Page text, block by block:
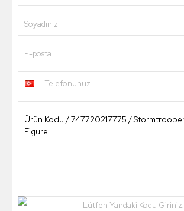
Soyadınız
E-posta
Telefonunuz
Lütfen Yandaki Kodu Giriniz!